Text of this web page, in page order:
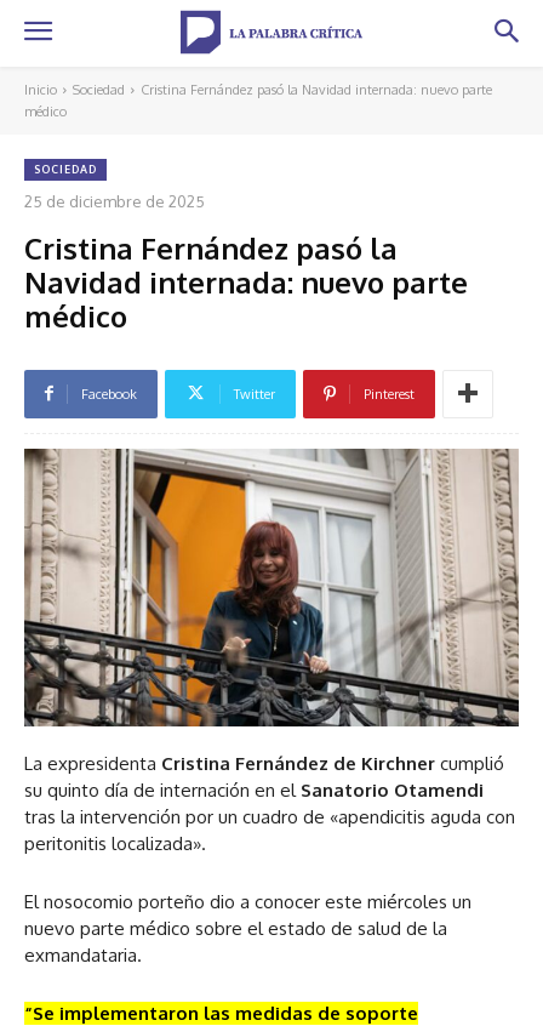
Inicio Sociedad
Cristina Fernández pasó la Navidad internada: nuevo parte
médico
SOCIEDAD
25 de diciembre de 2025
Cristina Fernández pasó la
Navidad internada: nuevo parte
médico
Facebook Twitter Pinterest
La expresidenta Cristina Fernández de Kirchner cumplió
su quinto día de internación en el Sanatorio Otamendi
tras la intervención por un cuadro de «apendicitis aguda con
peritonitis localizada».
El nosocomio porteño dio a conocer este miércoles un
nuevo parte médico sobre el estado de salud de la
exmandataria.
“Se implementaron las medidas de soporte